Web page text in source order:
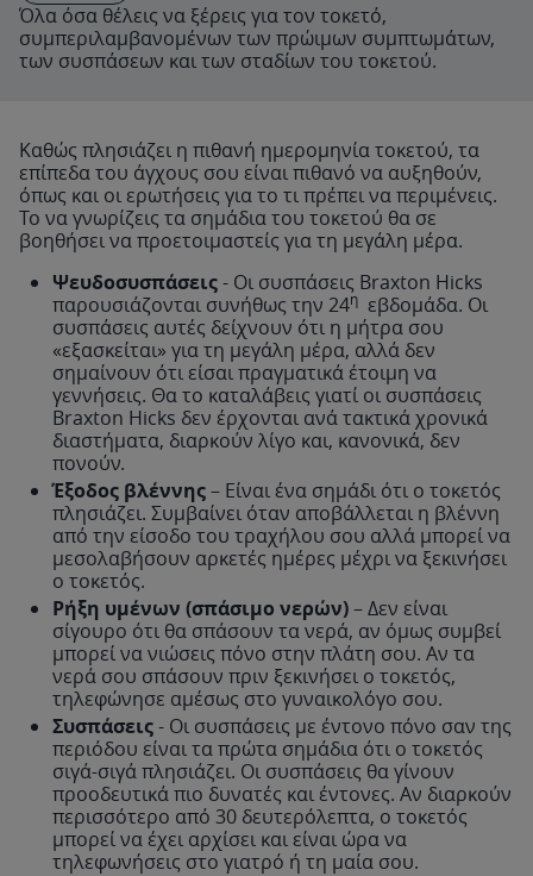
Όλα όσα θέλεις να ξέρεις για τον τοκετό,
συμπεριλαμβανομένων των πρώιμων συμπτωμάτων,
των συσπάσεων και των σταδίων του τοκετού.
Καθώς πλησιάζει η πιθανή ημερομηνία τοκετού, τα
επίπεδα του άγχους σου είναι πιθανό να αυξηθούν,
όπως και οι ερωτήσεις για το τι πρέπει να περιμένεις.
Το να γνωρίζεις τα σημάδια του τοκετού θα σε
βοηθήσει να προετοιμαστείς για τη μεγάλη μέρα.
Ψευδοσυσπάσεις- Οι συσπάσεις Braxton Hicks
παρουσιάζονται συνήθως την 24η εβδομάδα. Οι
συσπάσεις αυτές δείχνουν ότι η μήτρα σου
«εξασκείται» για τη μεγάλη μέρα, αλλά δεν
σημαίνουν ότι είσαι πραγματικά έτοιμη να
γεννήσεις. Θα το καταλάβεις γιατί οι συσπάσεις
Braxton Hicks δεν έρχονται ανά τακτικά χρονικά
διαστήματα, διαρκούν λίγο και, κανονικά, δεν
πονούν.
Έξοδος βλέννης– Είναι ένα σημάδι ότι ο τοκετός
πλησιάζει. Συμβαίνει όταν αποβάλλεται η βλέννη
από την είσοδο του τραχήλου σου αλλά μπορεί να
μεσολαβήσουν αρκετές ημέρες μέχρι να ξεκινήσει
ο τοκετός.
Ρήξη υμένων (σπάσιμο νερών)– Δεν είναι
σίγουρο ότι θα σπάσουν τα νερά, αν όμως συμβεί
μπορεί να νιώσεις πόνο στην πλάτη σου. Αν τα
νερά σου σπάσουν πριν ξεκινήσει ο τοκετός,
τηλεφώνησε αμέσως στο γυναικολόγο σου.
Συσπάσεις- Οι συσπάσεις με έντονο πόνο σαν της
περιόδου είναι τα πρώτα σημάδια ότι ο τοκετός
σιγά-σιγά πλησιάζει. Οι συσπάσεις θα γίνουν
προοδευτικά πιο δυνατές και έντονες. Αν διαρκούν
περισσότερο από 30 δευτερόλεπτα, ο τοκετός
μπορεί να έχει αρχίσει και είναι ώρα να
τηλεφωνήσεις στο γιατρό ή τη μαία σου.